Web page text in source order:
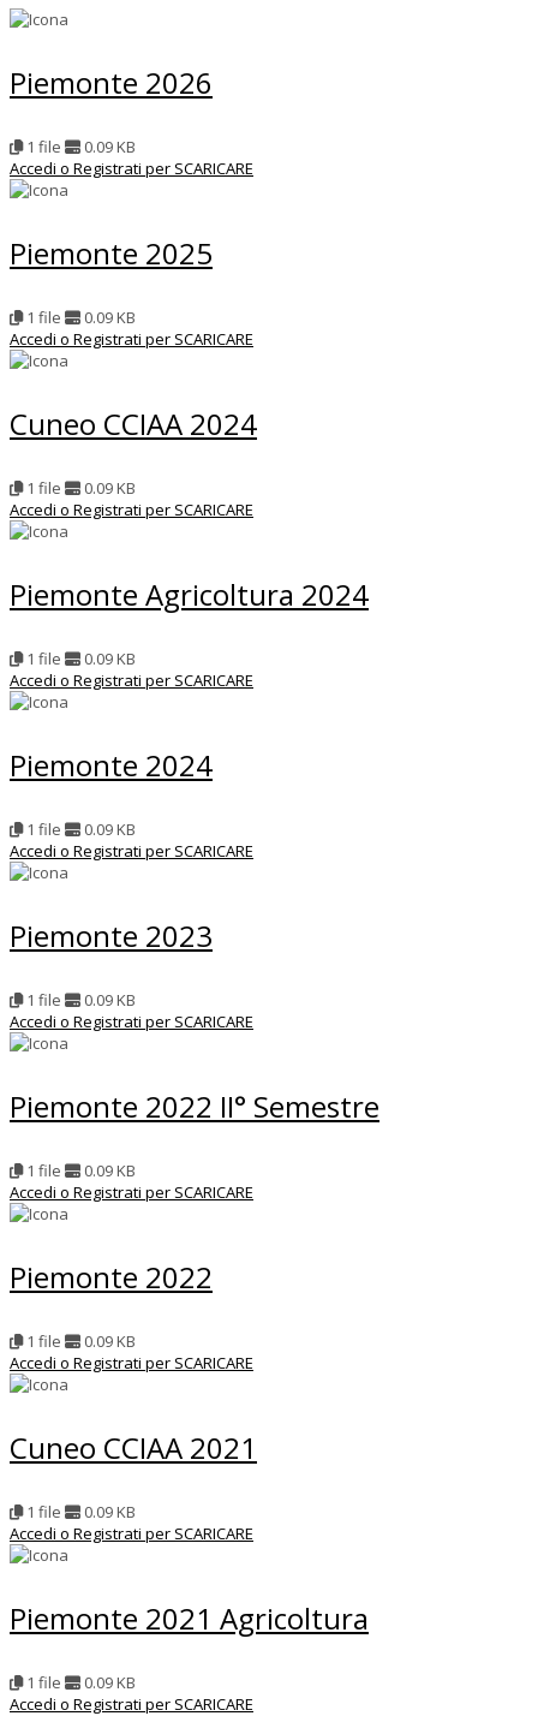
Piemonte 2026
1 file
0.09 KB
Accedi o Registrati per SCARICARE
Piemonte 2025
1 file
0.09 KB
Accedi o Registrati per SCARICARE
Cuneo CCIAA 2024
1 file
0.09 KB
Accedi o Registrati per SCARICARE
Piemonte Agricoltura 2024
1 file
0.09 KB
Accedi o Registrati per SCARICARE
Piemonte 2024
1 file
0.09 KB
Accedi o Registrati per SCARICARE
Piemonte 2023
1 file
0.09 KB
Accedi o Registrati per SCARICARE
Piemonte 2022 II° Semestre
1 file
0.09 KB
Accedi o Registrati per SCARICARE
Piemonte 2022
1 file
0.09 KB
Accedi o Registrati per SCARICARE
Cuneo CCIAA 2021
1 file
0.09 KB
Accedi o Registrati per SCARICARE
Piemonte 2021 Agricoltura
1 file
0.09 KB
Accedi o Registrati per SCARICARE